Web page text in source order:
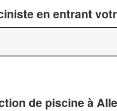
en entrant
de piscine à